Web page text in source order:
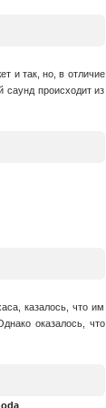
и так, но, в отличие
саунд происходит из
казалось, что им
оказалось, что